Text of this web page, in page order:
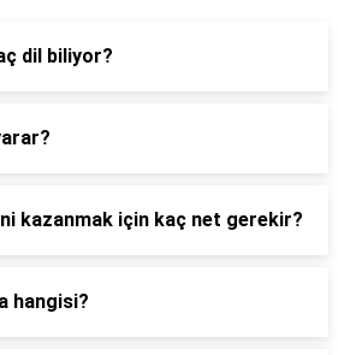
dil biliyor?
kazanmak için kaç net gerekir?
hangisi?